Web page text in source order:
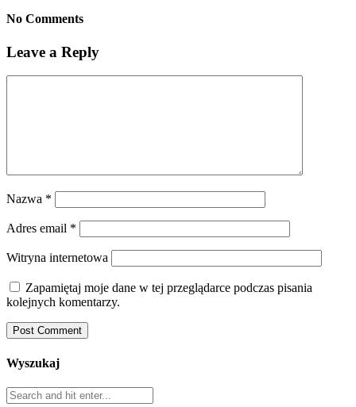
No Comments
Leave a Reply
Nazwa *
Adres email *
Witryna internetowa
Zapamiętaj moje dane w tej przeglądarce podczas pisania
kolejnych komentarzy.
Wyszukaj